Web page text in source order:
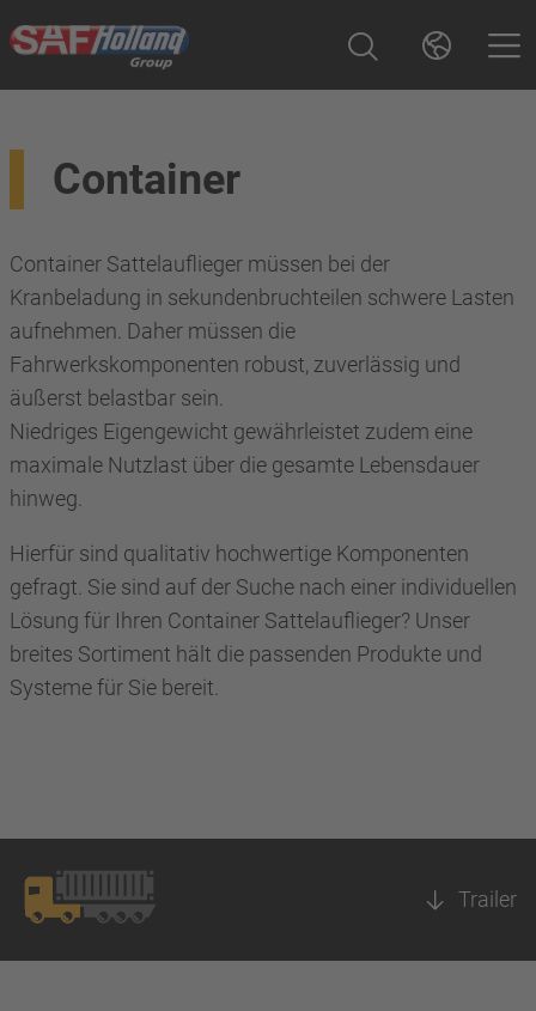
Container
Container Sattelauflieger müssen bei der
Kranbeladung in sekundenbruchteilen schwere Lasten
aufnehmen. Daher müssen die
Fahrwerkskomponenten robust, zuverlässig und
äußerst belastbar sein.
Niedriges Eigengewicht gewährleistet zudem eine
maximale Nutzlast über die gesamte Lebensdauer
hinweg.
Hierfür sind qualitativ hochwertige Komponenten
gefragt. Sie sind auf der Suche nach einer individuellen
Lösung für Ihren Container Sattelauflieger? Unser
breites Sortiment hält die passenden Produkte und
Systeme für Sie bereit.
Trailer